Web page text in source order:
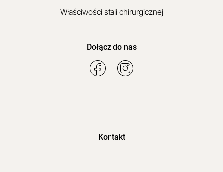
Właściwości stali chirurgicznej
Dołącz do nas
Kontakt